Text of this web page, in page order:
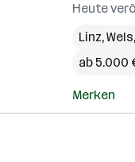
Heute
Linz,Wels,
ab 5.000
Merken